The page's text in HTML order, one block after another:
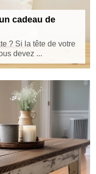
cadeau de
? Si la tête de votre
devez ...